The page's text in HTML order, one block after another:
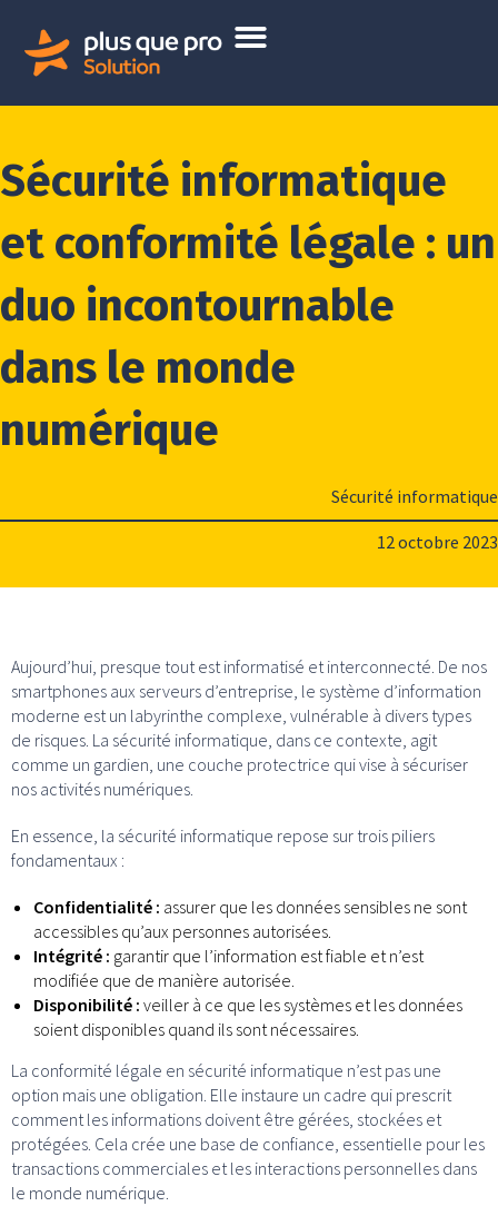
Sécurité informatique
et conformité légale : un
duo incontournable
dans le monde
numérique
Sécurité informatique
12 octobre 2023
Aujourd’hui, presque tout est informatisé et interconnecté. De nos
smartphones aux serveurs d’entreprise, le système d’information
moderne est un labyrinthe complexe, vulnérable à divers types
de risques. La sécurité informatique, dans ce contexte, agit
comme un gardien, une couche protectrice qui vise à sécuriser
nos activités numériques.
En essence, la sécurité informatique repose sur trois piliers
fondamentaux :
Confidentialité : assurer que les données sensibles ne sont
accessibles qu’aux personnes autorisées.
Intégrité : garantir que l’information est fiable et n’est
modifiée que de manière autorisée.
Disponibilité : veiller à ce que les systèmes et les données
soient disponibles quand ils sont nécessaires.
La conformité légale en sécurité informatique n’est pas une
option mais une obligation. Elle instaure un cadre qui prescrit
comment les informations doivent être gérées, stockées et
protégées. Cela crée une base de confiance, essentielle pour les
transactions commerciales et les interactions personnelles dans
le monde numérique.